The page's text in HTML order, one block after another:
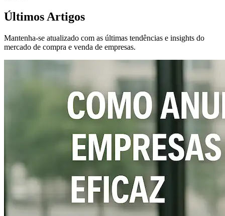
Últimos Artigos
Mantenha-se atualizado com as últimas tendências e insights do
mercado de compra e venda de empresas.